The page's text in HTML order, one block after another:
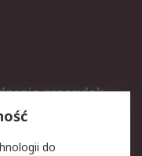
przesyłek
do